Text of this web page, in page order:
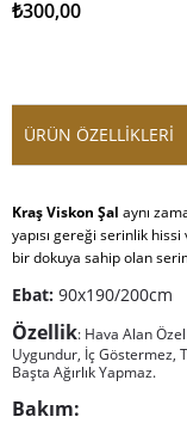
₺300,00
ÜRÜN ÖZELLIKLERI
Kraş Viskon Şal aynı
yapısı gereği serinlik
bir dokuya sahip olan
Ebat: 90x190/200cm
Özellik: Hava Alan
Uygundur, İç Göstermez,
Başta Ağırlık Yapmaz.
Bakım: